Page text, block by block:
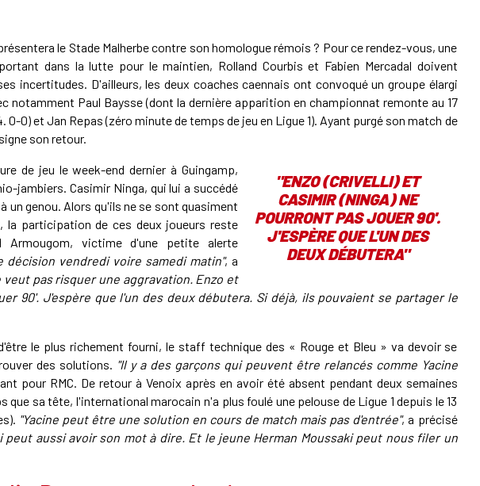
le Stade Malherbe contre son homologue rémois ? Pour ce rendez-vous, une
dans la lutte pour le maintien, Rolland Courbis et Fabien Mercadal doivent
incertitudes. D'ailleurs, les deux coaches caennais ont convoqué un groupe élargi
notamment Paul Baysse (dont la dernière apparition en championnat remonte au 17
0-0) et Jan Repas (zéro minute de temps de jeu en Ligue 1). Ayant purgé son match de
son retour.
"ENZO (CRIVELLI) ET
CASIMIR (NINGA) NE
POURRONT PAS JOUER 90'.
J'ESPÈRE QUE L'UN DES
DEUX DÉBUTERA"
de jeu le week-end dernier à Guingamp,
jambiers. Casimir Ninga, qui lui a succédé
un genou. Alors qu'ils ne se sont quasiment
la participation de ces deux joueurs reste
Armougom, victime d'une petite alerte
décision vendredi voire samedi matin", a
veut pas risquer une aggravation. Enzo et
90'. J'espère que l'un des deux débutera. Si déjà, ils pouvaient se partager le
le plus richement fourni, le staff technique des « Rouge et Bleu » va devoir se
des solutions. "Il y a des garçons qui peuvent être relancés comme Yacine
pour RMC. De retour à Venoix après en avoir été absent pendant deux semaines
sa tête, l'international marocain n'a plus foulé une pelouse de Ligue 1 depuis le 13
"Yacine peut être une solution en cours de match mais pas d'entrée", a précisé
peut aussi avoir son mot à dire. Et le jeune Herman Moussaki peut nous filer un